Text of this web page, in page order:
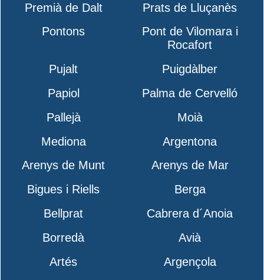
Premià de Dalt
Prats de Lluçanès
Pontons
Pont de Vilomara i
Rocafort
Pujalt
Puigdàlber
Papiol
Palma de Cervelló
Pallejà
Moià
Mediona
Argentona
Arenys de Munt
Arenys de Mar
Bigues i Riells
Berga
Bellprat
Cabrera d´Anoia
Borredà
Avià
Artés
Argençola